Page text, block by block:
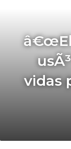
â€œEl
vidas